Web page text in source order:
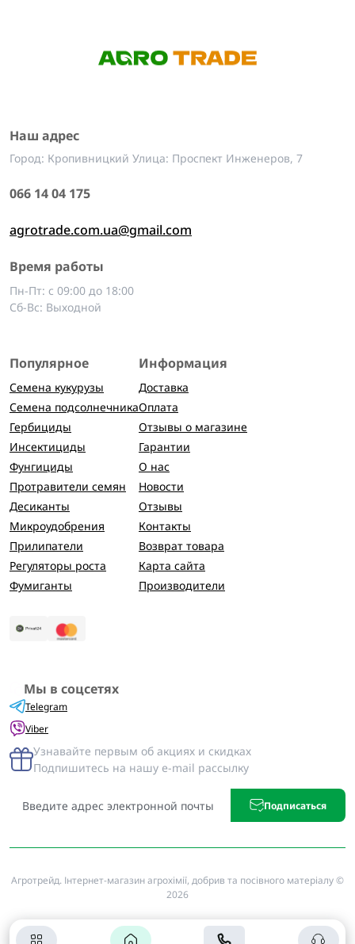
Наш адрес
Город: Кропивницкий Улица: Проспект Инженеров, 7
066 14 04 175
agrotrade.com.ua@gmail.com
Время работы
Пн-Пт: с 09:00 до 18:00
Сб-Вс: Выходной
Популярное
Семена кукурузы
Семена подсолнечника
Гербициды
Инсектициды
Фунгициды
Протравители семян
Десиканты
Микроудобрения
Прилипатели
Регуляторы роста
Фумиганты
Информация
Доставка
Оплата
Отзывы о магазине
Гарантии
О нас
Новости
Отзывы
Контакты
Возврат товара
Карта сайта
Производители
Мы в соцсетях
Telegram
Viber
Узнавайте первым об акциях и скидках
Подпишитесь на нашу e-mail рассылку
Подписаться
Агротрейд. Інтернет-магазин агрохімії, добрив та посівного матеріалу ©
2026